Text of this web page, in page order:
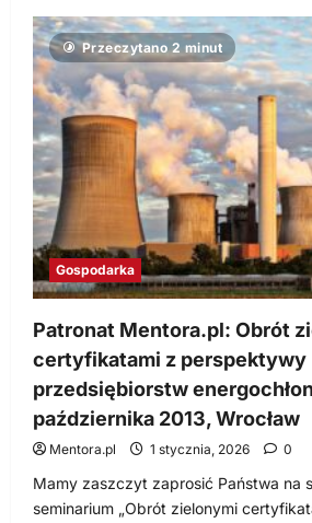
o
Patronat
Mentora.pl:
Służebność
przesyłu
i
korytarze
przesyłowe,
25.10.2013
Katowice,
15.11.2013
Poznań
Przeczytano 2 minut
Gospodarka
Patronat Mentora.pl: Obrót
certyfikatami z perspektywy
przedsiębiorstw
października 2013, Wrocław
Mentora.pl 1 stycznia, 2026 0
Mamy zaszczyt zaprosić Państwa na
seminarium „Obrót zielonymi